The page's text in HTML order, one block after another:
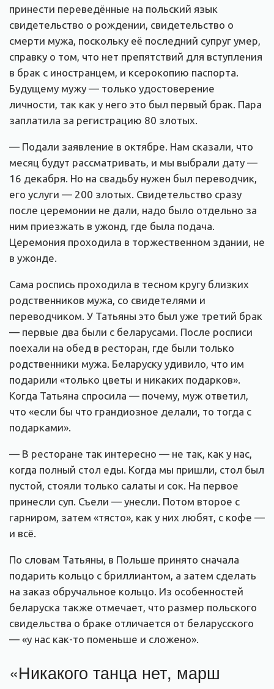
принести переведённые на польский язык
свидетельство о рождении, свидетельство о
смерти мужа, поскольку её последний супруг умер,
справку о том, что нет препятствий для вступления
в брак с иностранцем, и ксерокопию паспорта.
Будущему мужу — только удостоверение
личности, так как у него это был первый брак. Пара
заплатила за регистрацию 80 злотых.
— Подали заявление в октябре. Нам сказали, что
месяц будут рассматривать, и мы выбрали дату —
16 декабря. Но на свадьбу нужен был переводчик,
его услуги — 200 злотых. Свидетельство сразу
после церемонии не дали, надо было отдельно за
ним приезжать в ужонд, где была подача.
Церемония проходила в торжественном здании, не
в ужонде.
Сама роспись проходила в тесном кругу близких
родственников мужа, со свидетелями и
переводчиком. У Татьяны это был уже третий брак
— первые два были с беларусами. После росписи
поехали на обед в ресторан, где были только
родственники мужа. Беларуску удивило, что им
подарили «только цветы и никаких подарков».
Когда Татьяна спросила — почему, муж ответил,
что «если бы что грандиозное делали, то тогда с
подарками».
— В ресторане так интересно — не так, как у нас,
когда полный стол еды. Когда мы пришли, стол был
пустой, стояли только салаты и сок. На первое
принесли суп. Съели — унесли. Потом второе с
гарниром, затем «тясто», как у них любят, с кофе —
и всё.
По словам Татьяны, в Польше принято сначала
подарить кольцо с бриллиантом, а затем сделать
на заказ обручальное кольцо. Из особенностей
беларуска также отмечает, что размер польского
свидельства о браке отличается от беларусского
— «у нас как-то поменьше и сложено».
«Никакого танца нет, марш